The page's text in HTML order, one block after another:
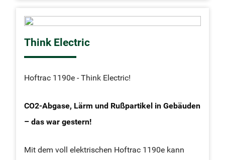
Think Electric
Hoftrac 1190e - Think Electric!
CO2-Abgase, Lärm und Rußpartikel in Gebäuden
– das war gestern!
Mit dem voll elektrischen Hoftrac 1190e kann